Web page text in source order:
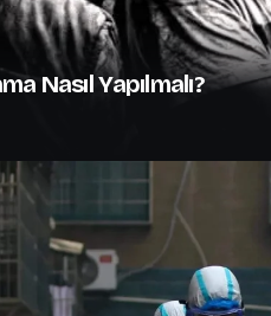
Nasıl Yapılmalı?